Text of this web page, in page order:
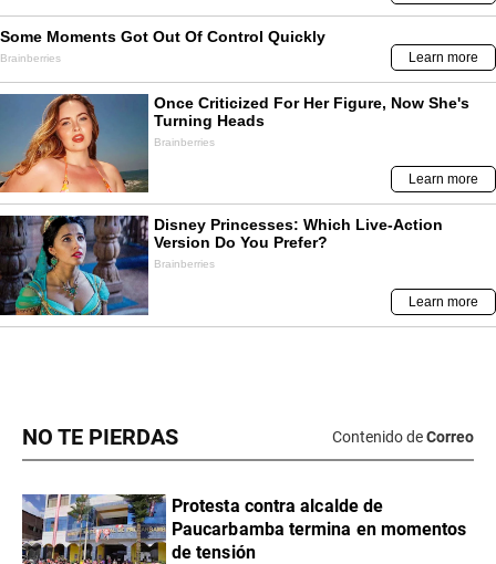
NO TE PIERDAS Contenido deCorreo
Protesta contra alcalde de
Paucarbamba termina en momentos
de tensión